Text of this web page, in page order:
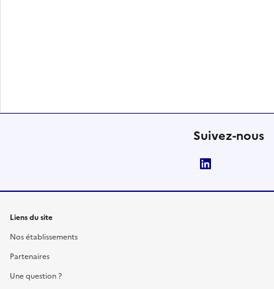
Suivez-nous
Liens du site
Nos établissements
Partenaires
Une question ?